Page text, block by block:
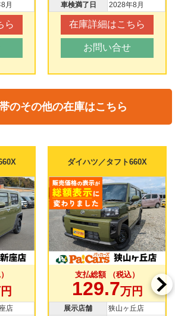
2028年8月
在庫詳細はこちら
お問い合せ
のその他の在庫はこちら
店
ダイハツ／タフト660X
支払総額 （税込）
129.7万円
展示店舗
狭山ヶ丘店